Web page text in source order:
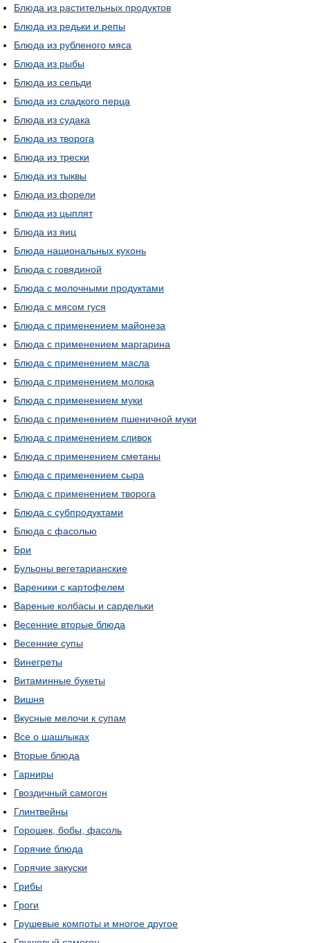
Блюда из растительных продуктов
Блюда из редьки и репы
Блюда из рубленого мяса
Блюда из рыбы
Блюда из сельди
Блюда из сладкого перца
Блюда из судака
Блюда из творога
Блюда из трески
Блюда из тыквы
Блюда из форели
Блюда из цыплят
Блюда из яиц
Блюда национальных кухонь
Блюда с говядиной
Блюда с молочными продуктами
Блюда с мясом гуся
Блюда с применением майонеза
Блюда с применением маргарина
Блюда с применением масла
Блюда с применением молока
Блюда с применением муки
Блюда с применением пшеничной муки
Блюда с применением сливок
Блюда с применением сметаны
Блюда с применением сыра
Блюда с применением творога
Блюда с субпродуктами
Блюда с фасолью
Бри
Бульоны вегетарианские
Вареники с картофелем
Вареные колбасы и сардельки
Весенние вторые блюда
Весенние супы
Винегреты
Витаминные букеты
Вишня
Вкусные мелочи к супам
Все о шашлыках
Вторые блюда
Гарниры
Гвоздичный самогон
Глинтвейны
Горошек, бобы, фасоль
Горячие блюда
Горячие закуски
Грибы
Гроги
Грушевые компоты и многое другое